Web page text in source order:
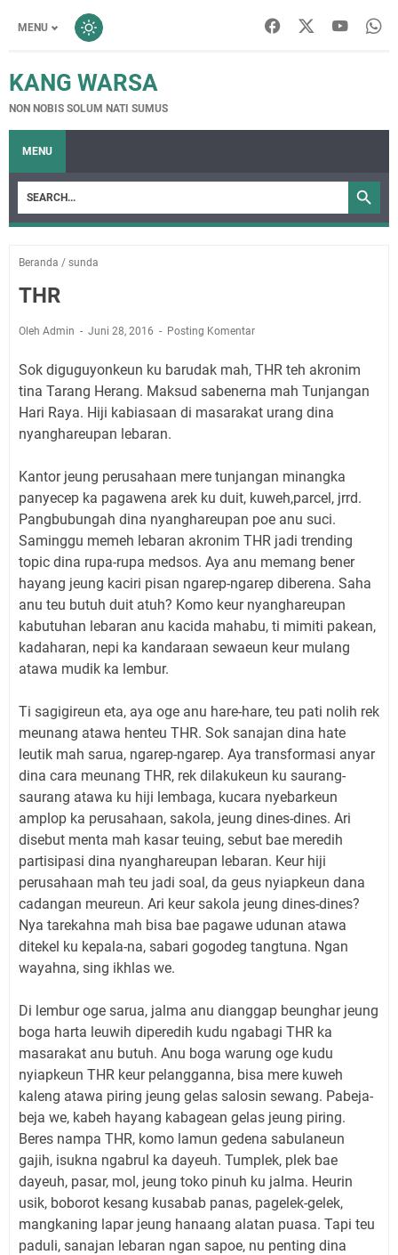
MENU
KANG WARSA
NON NOBIS SOLUM NATI SUMUS
MENU
Beranda / sunda
THR
Oleh Admin Juni 28, 2016 Posting Komentar
Sok diguguyonkeun ku barudak mah, THR teh akronim
tina Tarang Herang. Maksud sabenerna mah Tunjangan
Hari Raya. Hiji kabiasaan di masarakat urang dina
nyanghareupan lebaran.
Kantor jeung perusahaan mere tunjangan minangka
panyecep ka pagawena arek ku duit, kuweh,parcel, jrrd.
Pangbubungah dina nyanghareupan poe anu suci.
Saminggu memeh lebaran akronim THR jadi trending
topic dina rupa-rupa medsos. Aya anu memang bener
hayang jeung kaciri pisan ngarep-ngarep diberena. Saha
anu teu butuh duit atuh? Komo keur nyanghareupan
kabutuhan lebaran anu kacida mahabu, ti mimiti pakean,
kadaharan, nepi ka kandaraan sewaeun keur mulang
atawa mudik ka lembur.
Ti sagigireun eta, aya oge anu hare-hare, teu pati nolih rek
meunang atawa henteu THR. Sok sanajan dina hate
leutik mah sarua, ngarep-ngarep. Aya transformasi anyar
dina cara meunang THR, rek dilakukeun ku saurang-
saurang atawa ku hiji lembaga, kucara nyebarkeun
amplop ka perusahaan, sakola, jeung dines-dines. Ari
disebut menta mah kasar teuing, sebut bae meredih
partisipasi dina nyanghareupan lebaran. Keur hiji
perusahaan mah teu jadi soal, da geus nyiapkeun dana
cadangan meureun. Ari keur sakola jeung dines-dines?
Nya tarekahna mah bisa bae pagawe udunan atawa
ditekel ku kepala-na, sabari gogodeg tangtuna. Ngan
wayahna, sing ikhlas we.
Di lembur oge sarua, jalma anu dianggap beunghar jeung
boga harta leuwih diperedih kudu ngabagi THR ka
masarakat anu butuh. Anu boga warung oge kudu
nyiapkeun THR keur pelangganna, bisa mere kuweh
kaleng atawa piring jeung gelas salosin sewang. Pabeja-
beja we, kabeh hayang kabagean gelas jeung piring.
Beres nampa THR, komo lamun gedena sabulaneun
gajih, isukna ngabrul ka dayeuh. Tumplek, plek bae
dayeuh, pasar, mol, jeung toko pinuh ku jalma. Heurin
usik, boborot kesang kusabab panas, pagelek-gelek,
mangkaning lapar jeung hanaang alatan puasa. Tapi teu
paduli, sanajan lebaran ngan sapoe, nu penting dina